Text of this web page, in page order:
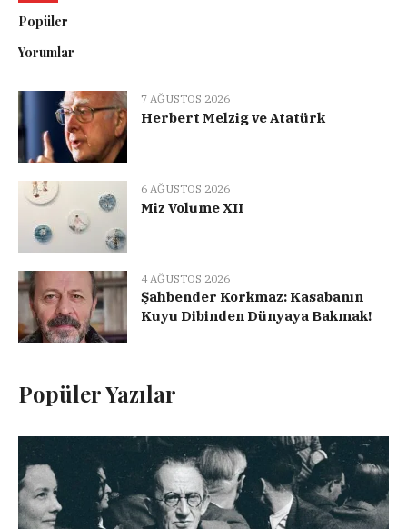
Popüler
Yorumlar
7 AĞUSTOS 2026
Herbert Melzig ve Atatürk
6 AĞUSTOS 2026
Miz Volume XII
4 AĞUSTOS 2026
Şahbender Korkmaz: Kasabanın
Kuyu Dibinden Dünyaya Bakmak!
Popüler Yazılar